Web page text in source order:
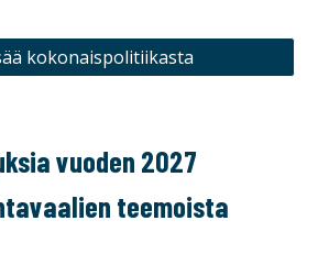
kokonaispolitiikasta
vuoden 2027
teemoista